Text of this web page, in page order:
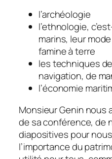
l’archéologie
l’ethnologie,
marins, leur
famine à terre
les techniques
navigation, de
l’économie
Monsieur Genin nous
de sa conférence, de
diapositives pour
l’importance du